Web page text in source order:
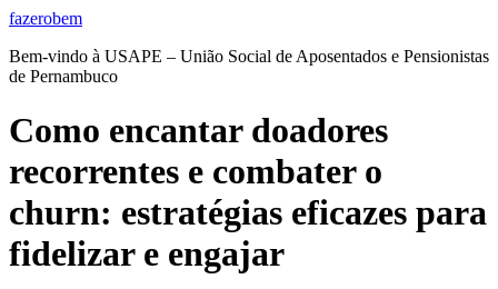
Ir
o
conteúdo
fazerobem
Bem-vindo à USAPE – União Social de Aposentados e Pensionistas
de Pernambuco
Como encantar doadores
recorrentes e combater o
churn: estratégias eficazes para
fidelizar e engajar